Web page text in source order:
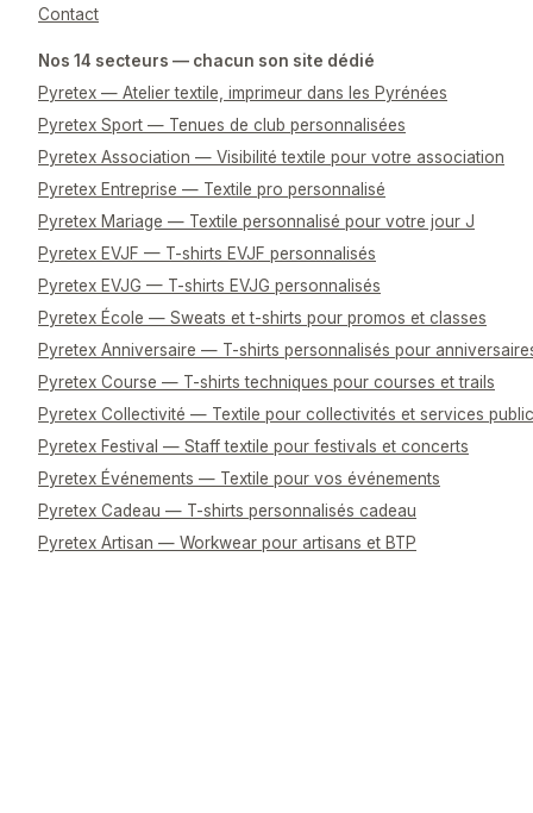
Contact
Nos 14 secteurs — chacun son site dédié
Pyretex — Atelier textile, imprimeur dans les Pyrénées
Pyretex Sport — Tenues de club personnalisées
Pyretex Association — Visibilité textile pour votre association
Pyretex Entreprise — Textile pro personnalisé
Pyretex Mariage — Textile personnalisé pour votre jour J
Pyretex EVJF — T-shirts EVJF personnalisés
Pyretex EVJG — T-shirts EVJG personnalisés
Pyretex École — Sweats et t-shirts pour promos et classes
Pyretex Anniversaire — T-shirts personnalisés pour
Pyretex Course — T-shirts techniques pour courses et trails
Pyretex Collectivité — Textile pour collectivités et services
Pyretex Festival — Staff textile pour festivals et concerts
Pyretex Événements — Textile pour vos événements
Pyretex Cadeau — T-shirts personnalisés cadeau
Pyretex Artisan — Workwear pour artisans et BTP